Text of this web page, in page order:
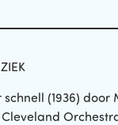
schnell (1936)